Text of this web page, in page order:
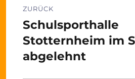
ZURÜCK
Vorheriger
Beitrag:
Schulsporthalle
Stotternheim im
abgelehnt